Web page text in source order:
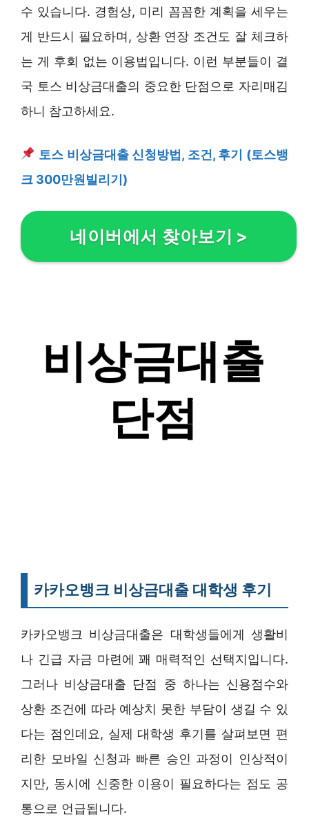
수 있습니다. 경험상, 미리 꼼꼼한 계획을 세우는
게 반드시 필요하며, 상환 연장 조건도 잘 체크하
는 게 후회 없는 이용법입니다. 이런 부분들이 결
국 토스 비상금대출의 중요한 단점으로 자리매김
하니 참고하세요.
토스 비상금대출 신청방법, 조건, 후기 (토스뱅
크 300만원빌리기)
네이버에서 찾아보기 >
카카오뱅크 비상금대출 대학생 후기
카카오뱅크 비상금대출은 대학생들에게 생활비
나 긴급 자금 마련에 꽤 매력적인 선택지입니다.
그러나 비상금대출 단점 중 하나는 신용점수와
상환 조건에 따라 예상치 못한 부담이 생길 수 있
다는 점인데요, 실제 대학생 후기를 살펴보면 편
리한 모바일 신청과 빠른 승인 과정이 인상적이
지만, 동시에 신중한 이용이 필요하다는 점도 공
통으로 언급됩니다.